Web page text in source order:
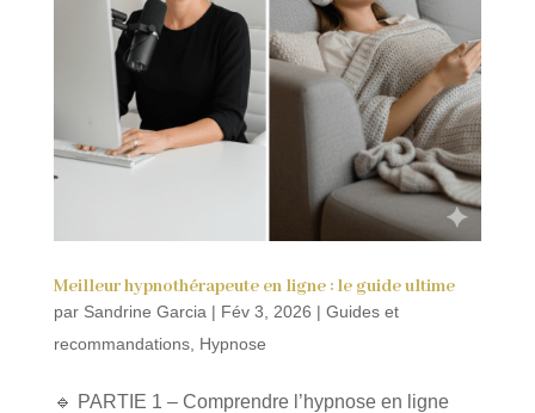
Meilleur hypnothérapeute en ligne : le guide ultime
par Sandrine Garcia | Fév 3, 2026 | Guides et
recommandations, Hypnose
🔹 PARTIE 1 – Comprendre l’hypnose en ligne